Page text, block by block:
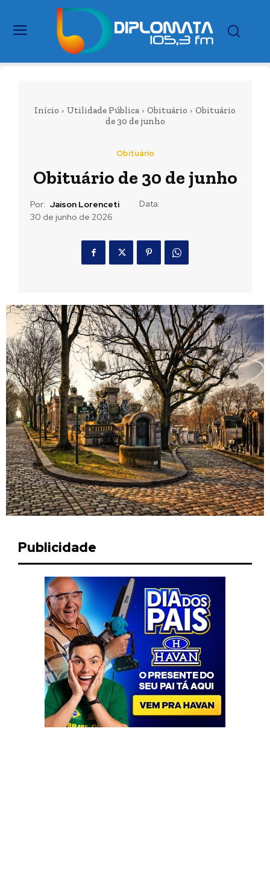
Início Utilidade Pública Obituário
Obituário
de 30 de junho
Obituário
Obituário de 30 de junho
Por: Jaison Lorenceti
Data:
30 de junho de 2026
Publicidade